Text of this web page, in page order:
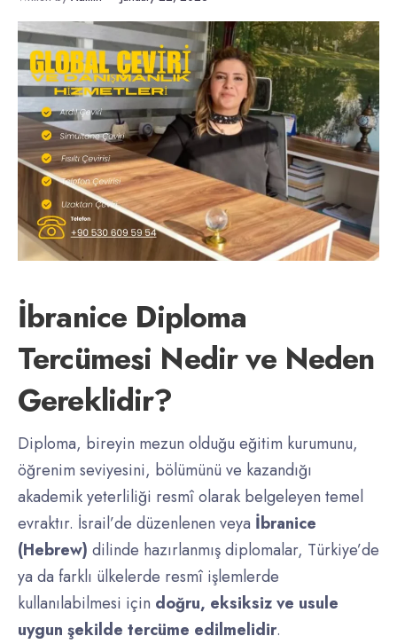
İbranice Diploma
Tercümesi Nedir ve Neden
Gereklidir?
Diploma, bireyin mezun olduğu eğitim kurumunu,
öğrenim seviyesini, bölümünü ve kazandığı
akademik yeterliliği resmî olarak belgeleyen temel
evraktır. İsrail’de düzenlenen veya İbranice
(Hebrew) dilinde hazırlanmış diplomalar, Türkiye’de
ya da farklı ülkelerde resmî işlemlerde
kullanılabilmesi için doğru, eksiksiz ve usule
uygun şekilde tercüme edilmelidir.